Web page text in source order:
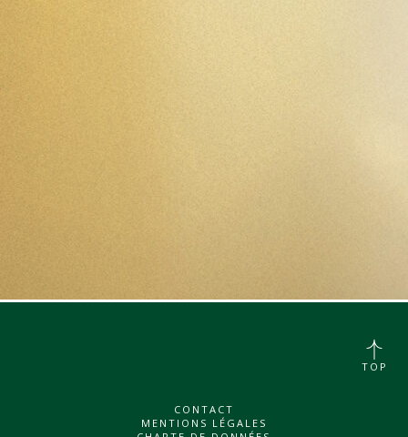
CONTACT
MENTIONS LÉGALES
TOP